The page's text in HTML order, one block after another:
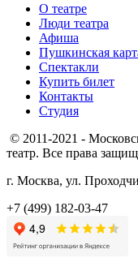
О театре
Люди театра
Афиша
Пушкинская
Спектакли
Купить билет
Контакты
Студия
© 2011-2021 -
театр. Все права
г. Москва, ул.
+7 (499) 182-03-47